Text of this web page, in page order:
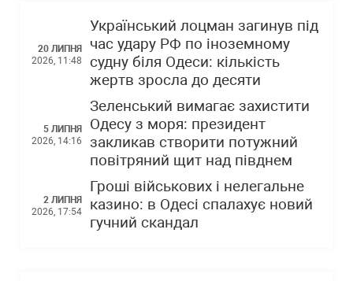
20 ЛИПНЯ
2026, 11:48
Український лоцман загинув під
час удару РФ по іноземному
судну біля Одеси: кількість
жертв зросла до десяти
5 ЛИПНЯ
2026, 14:16
Зеленський вимагає захистити
Одесу з моря: президент
закликав створити потужний
повітряний щит над півднем
2 ЛИПНЯ
2026, 17:54
Гроші військових і нелегальне
казино: в Одесі спалахує новий
гучний скандал